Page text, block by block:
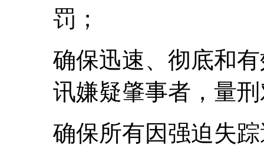
罚；
确保迅速、彻底和
讯嫌疑肇事者，量
确保所有因强迫失